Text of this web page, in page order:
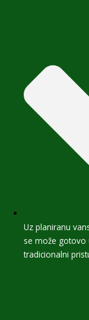
Uz planiranu
se može gotovo
tradicionalni